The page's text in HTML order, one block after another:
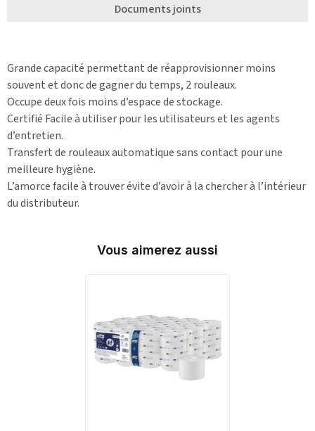
Documents joints
Grande capacité permettant de réapprovisionner moins
souvent et donc de gagner du temps, 2 rouleaux.
Occupe deux fois moins d’espace de stockage.
Certifié Facile à utiliser pour les utilisateurs et les agents
d’entretien.
Transfert de rouleaux automatique sans contact pour une
meilleure hygiène.
L’amorce facile à trouver évite d’avoir à la chercher à l’intérieur
du distributeur.
Vous aimerez aussi